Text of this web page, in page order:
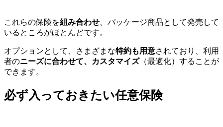
これらの保険を組み合わせ 、パッケージ商品として発売して
いるところがほとんどです。
オプションとして、さまざまな特約も用意されており、利用
者のニーズに合わせて、カスタマイズ（最適化）することが
できます。
必ず入っておきたい任意保険